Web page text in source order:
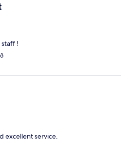
!
excellent service.